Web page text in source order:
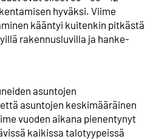
hyväksi. Viime
kääntyi kuitenkin pitkästä
rakennus­luvilla ja hanke­
asuntojen
asuntojen keski­määräinen
vuoden aikana pienentynyt
kaikissa talotyypeissä